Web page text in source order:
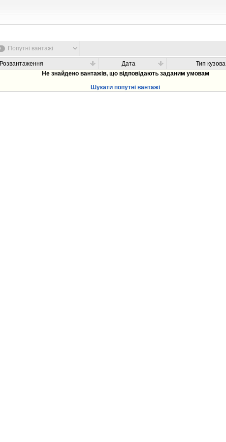
Попутні вантажі
Розвантаження Дата Тип кузова
Не знайдено вантажів, що відповідають заданим умовам
Шукати попутні вантажі